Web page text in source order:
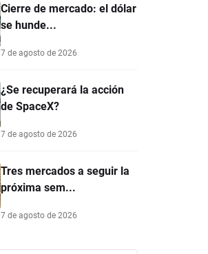
Cierre de mercado: el dólar
se hunde...
7 de agosto de 2026
¿Se recuperará la acción
de SpaceX?
7 de agosto de 2026
Tres mercados a seguir la
próxima sem...
7 de agosto de 2026